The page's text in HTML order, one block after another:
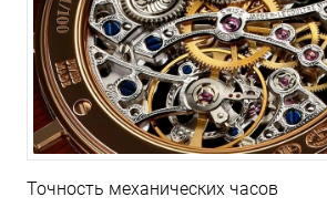
Точность механических часов